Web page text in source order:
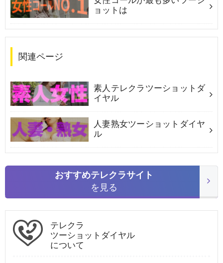
ョットは
関連ページ
素人テレクラツーショットダ
イヤル
人妻熟女ツーショットダイヤ
ル
おすすめテレクラサイト
を見る
テレクラ
ツーショットダイヤル
について